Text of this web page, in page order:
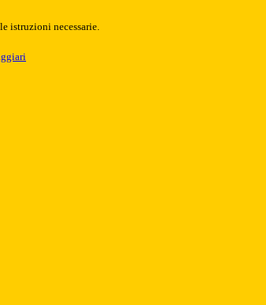
istruzioni necessarie.